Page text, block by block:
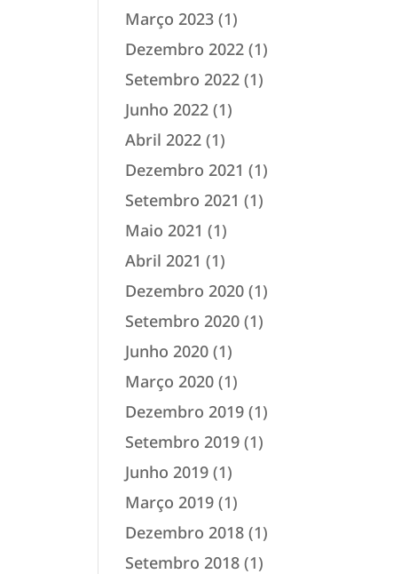
Março 2023 (1)
Dezembro 2022 (1)
Setembro 2022 (1)
Junho 2022 (1)
Abril 2022 (1)
Dezembro 2021 (1)
Setembro 2021 (1)
Maio 2021 (1)
Abril 2021 (1)
Dezembro 2020 (1)
Setembro 2020 (1)
Junho 2020 (1)
Março 2020 (1)
Dezembro 2019 (1)
Setembro 2019 (1)
Junho 2019 (1)
Março 2019 (1)
Dezembro 2018 (1)
Setembro 2018 (1)